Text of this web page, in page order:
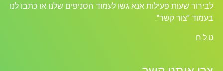
לבירור שעות פעילות אנא גשו לעמוד הסניפים שלנו או כתבו לנו
בעמוד "צור קשר".
ט.ל.ח